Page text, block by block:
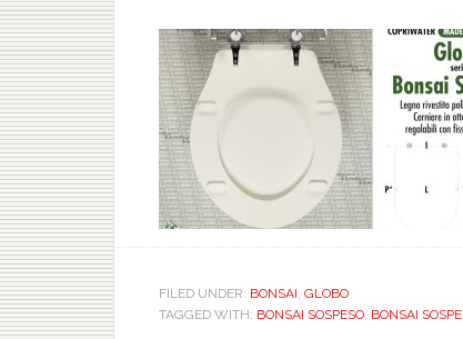
ancora
i
copriwater?
FILED UNDER:BONSAI,GLOBO
TAGGED WITH:BONSAI SOSPESO,BONSAI